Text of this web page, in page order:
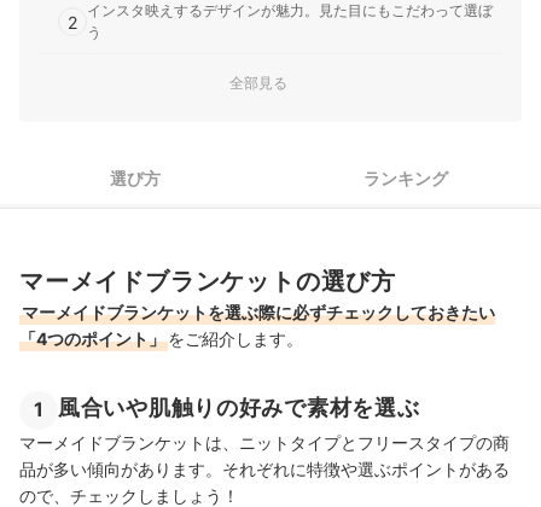
2
インスタ映えするデザインが魅力。見た目にもこだわって選ぼ
う
大きめサイズを選べばゆったり過ごせる！
マーメイドブランケット全7商品おすすめ人気ランキング
マーメイドブランケットの売れ筋ランキングもチェック！
全部見る
選び方 ランキング
マーメイドブランケットの選び方
マーメイドブランケットを選ぶ際に必ずチェックしておきたい
「4つのポイント」をご紹介します。
1 風合いや肌触りの好みで素材を選ぶ
マーメイドブランケットは、ニットタイプとフリースタイプの商
品が多い傾向があります。それぞれに特徴や選ぶポイントがある
ので、チェックしましょう！